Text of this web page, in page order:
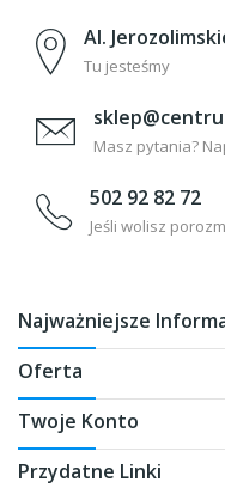
Al.
Tu jesteśmy
Masz pytania?
502 92 82 72
Jeśli wolisz
Najważniejsze
Oferta
Twoje Konto
Przydatne Linki